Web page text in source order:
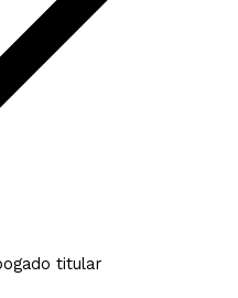
titular